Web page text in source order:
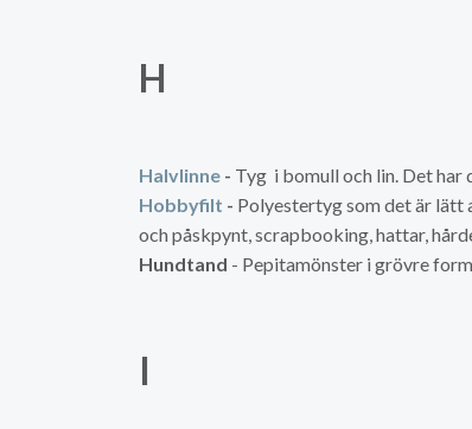
H
Halvlinne - Tyg i bomull och lin. Det har
Hobbyfilt - Polyestertyg som det är lätt
och påskpynt, scrapbooking, hattar,
Hundtand - Pepitamönster i grövre
I